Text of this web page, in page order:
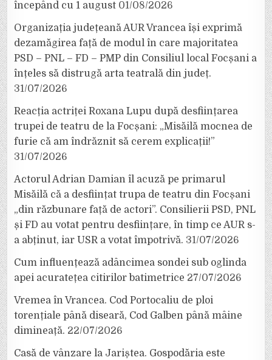
începând cu 1 august 01/08/2026
Organizația județeană AUR Vrancea își exprimă
dezamăgirea față de modul în care majoritatea
PSD – PNL – FD – PMP din Consiliul local Focșani a
înțeles să distrugă arta teatrală din județ.
31/07/2026
Reacția actriței Roxana Lupu după desființarea
trupei de teatru de la Focșani: „Misăilă mocnea de
furie că am îndrăznit să cerem explicații!”
31/07/2026
Actorul Adrian Damian îl acuză pe primarul
Misăilă că a desființat trupa de teatru din Focșani
„din răzbunare față de actori”. Consilierii PSD, PNL
și FD au votat pentru desființare, în timp ce AUR s-
a abținut, iar USR a votat împotrivă. 31/07/2026
Cum influențează adâncimea sondei sub oglinda
apei acuratețea citirilor batimetrice 27/07/2026
Vremea în Vrancea. Cod Portocaliu de ploi
torențiale până diseară, Cod Galben până mâine
dimineață. 22/07/2026
Casă de vânzare la Jariștea. Gospodăria este